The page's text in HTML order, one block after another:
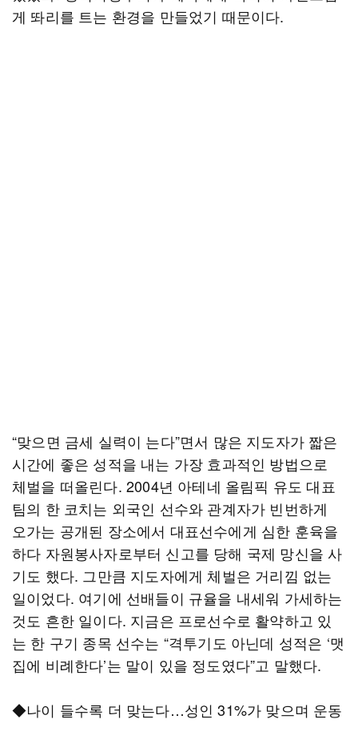
게 똬리를 트는 환경을 만들었기 때문이다.
“맞으면 금세 실력이 는다”면서 많은 지도자가 짧은
시간에 좋은 성적을 내는 가장 효과적인 방법으로
체벌을 떠올린다. 2004년 아테네 올림픽 유도 대표
팀의 한 코치는 외국인 선수와 관계자가 빈번하게
오가는 공개된 장소에서 대표선수에게 심한 훈육을
하다 자원봉사자로부터 신고를 당해 국제 망신을 사
기도 했다. 그만큼 지도자에게 체벌은 거리낌 없는
일이었다. 여기에 선배들이 규율을 내세워 가세하는
것도 흔한 일이다. 지금은 프로선수로 활약하고 있
는 한 구기 종목 선수는 “격투기도 아닌데 성적은 ‘맷
집에 비례한다’는 말이 있을 정도였다”고 말했다.
◆나이 들수록 더 맞는다…성인 31%가 맞으며 운동